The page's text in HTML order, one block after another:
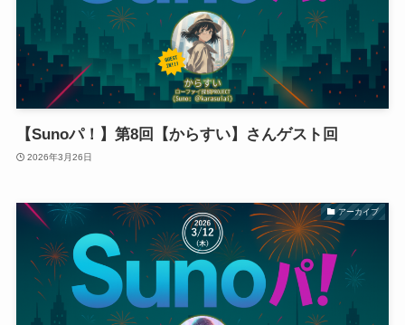
【Sunoパ！】第8回【からすい】さんゲスト回
2026年3月26日
アーカイブ